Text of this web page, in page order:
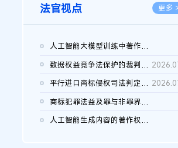
法官视点 更多
人工智能大模型训练中著作权的合理使用
数据权益竞争法保护的裁判路径构建
平行进口商标侵权司法判定规则的困境与纾解
商标犯罪法益及罪与非罪界限研究
人工智能生成内容的著作权司法认定：演进逻辑、现实困境与规则建...